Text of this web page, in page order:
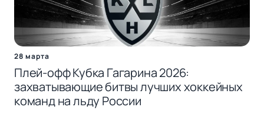
28 марта
Плей-офф Кубка Гагарина 2026:
захватывающие битвы лучших хоккейных
команд на льду России